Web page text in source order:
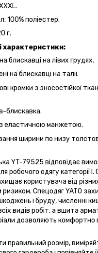
100% поліестер.
г.
характеристики:
блискавці на лівих грудях.
на блискавці на талії.
кромки з зносостійкої
блискавка.
еластичною манжетою.
ширини по низу
YT-79525 відповідає
робочого одягу категорії I.
користувача від
ризиком. Спецодяг YATO
і бруду, численні
видів робіт, а вшита
дозволяють
правильний розмір,